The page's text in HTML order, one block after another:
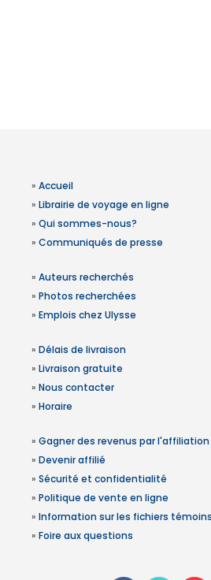
» Accueil
» Librairie de voyage en ligne
» Qui sommes-nous?
» Communiqués de presse
» Auteurs recherchés
» Photos recherchées
» Emplois chez Ulysse
» Délais de livraison
» Livraison gratuite
» Nous contacter
» Horaire
» Gagner des revenus par l'affiliation
» Devenir affilié
» Sécurité et confidentialité
» Politique de vente en ligne
» Information sur les fichiers
» Foire aux questions